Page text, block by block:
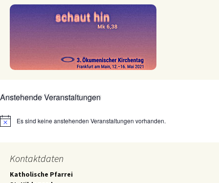
Anstehende Veranstaltungen
HinweisEs sind keine anstehenden Veranstaltungen vorhanden.
Kontaktdaten
Katholische Pfarrei